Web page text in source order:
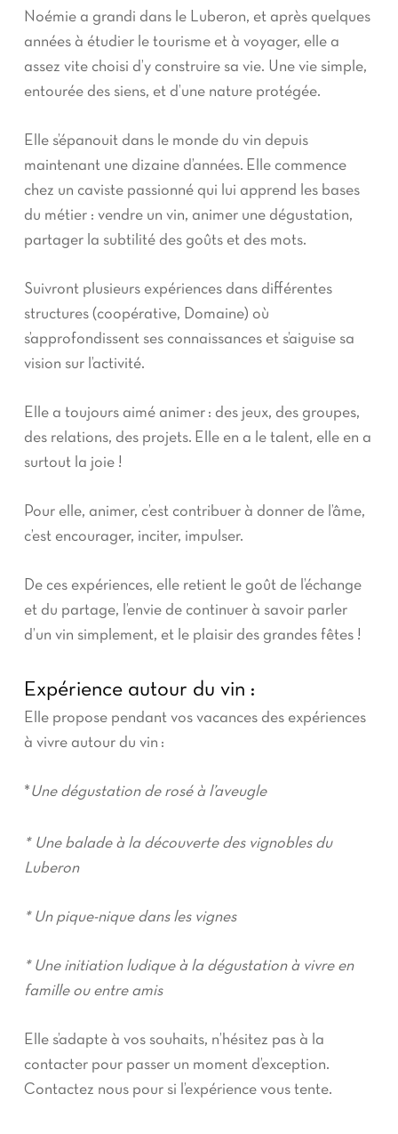
Noémie a grandi dans le Luberon, et après quelques
années à étudier le tourisme et à voyager, elle a
assez vite choisi d’y construire sa vie. Une vie simple,
entourée des siens, et d’une nature protégée.
Elle s’épanouit dans le monde du vin depuis
maintenant une dizaine d’années. Elle commence
chez un caviste passionné qui lui apprend les bases
du métier : vendre un vin, animer une dégustation,
partager la subtilité des goûts et des mots.
Suivront plusieurs expériences dans différentes
structures (coopérative, Domaine) où
s’approfondissent ses connaissances et s’aiguise sa
vision sur l’activité.
Elle a toujours aimé animer : des jeux, des groupes,
des relations, des projets. Elle en a le talent, elle en a
surtout la joie !
Pour elle, animer, c’est contribuer à donner de l’âme,
c’est encourager, inciter, impulser.
De ces expériences, elle retient le goût de l’échange
et du partage, l’envie de continuer à savoir parler
d’un vin simplement, et le plaisir des grandes fêtes !
Expérience autour du vin :
Elle propose pendant vos vacances des expériences
à vivre autour du vin :
*Une dégustation de rosé à l’aveugle
* Une balade à la découverte des vignobles du
Luberon
* Un pique-nique dans les vignes
* Une initiation ludique à la dégustation à vivre en
famille ou entre amis
Elle s’adapte à vos souhaits, n’hésitez pas à la
contacter pour passer un moment d’exception.
Contactez nous pour si l’expérience vous tente.